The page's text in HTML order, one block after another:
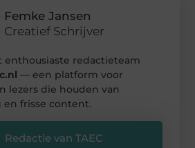
Femke Jansen
Creatief Schrijver
enthousiaste redactieteam
— een platform voor
lezers die houden van
en frisse content.
Redactie van TAEC